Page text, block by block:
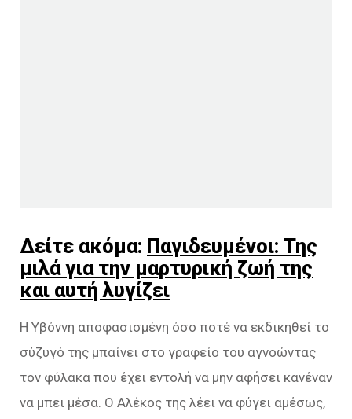
Δείτε ακόμα: Παγιδευμένοι: Της
μιλά για την μαρτυρική ζωή της
και αυτή λυγίζει
Η Υβόννη αποφασισμένη όσο ποτέ να εκδικηθεί το
σύζυγό της μπαίνει στο γραφείο του αγνοώντας
τον φύλακα που έχει εντολή να μην αφήσει κανέναν
να μπει μέσα. Ο Αλέκος της λέει να φύγει αμέσως,